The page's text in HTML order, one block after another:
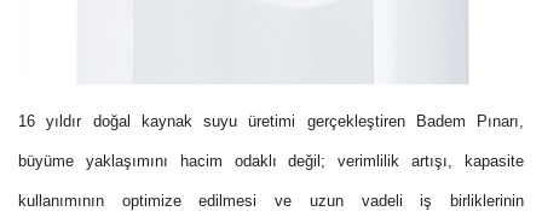
16 yıldır doğal kaynak suyu üretimi gerçekleştiren Badem Pınarı,
büyüme yaklaşımını hacim odaklı değil; verimlilik artışı, kapasite
kullanımının optimize edilmesi ve uzun vadeli iş birliklerinin